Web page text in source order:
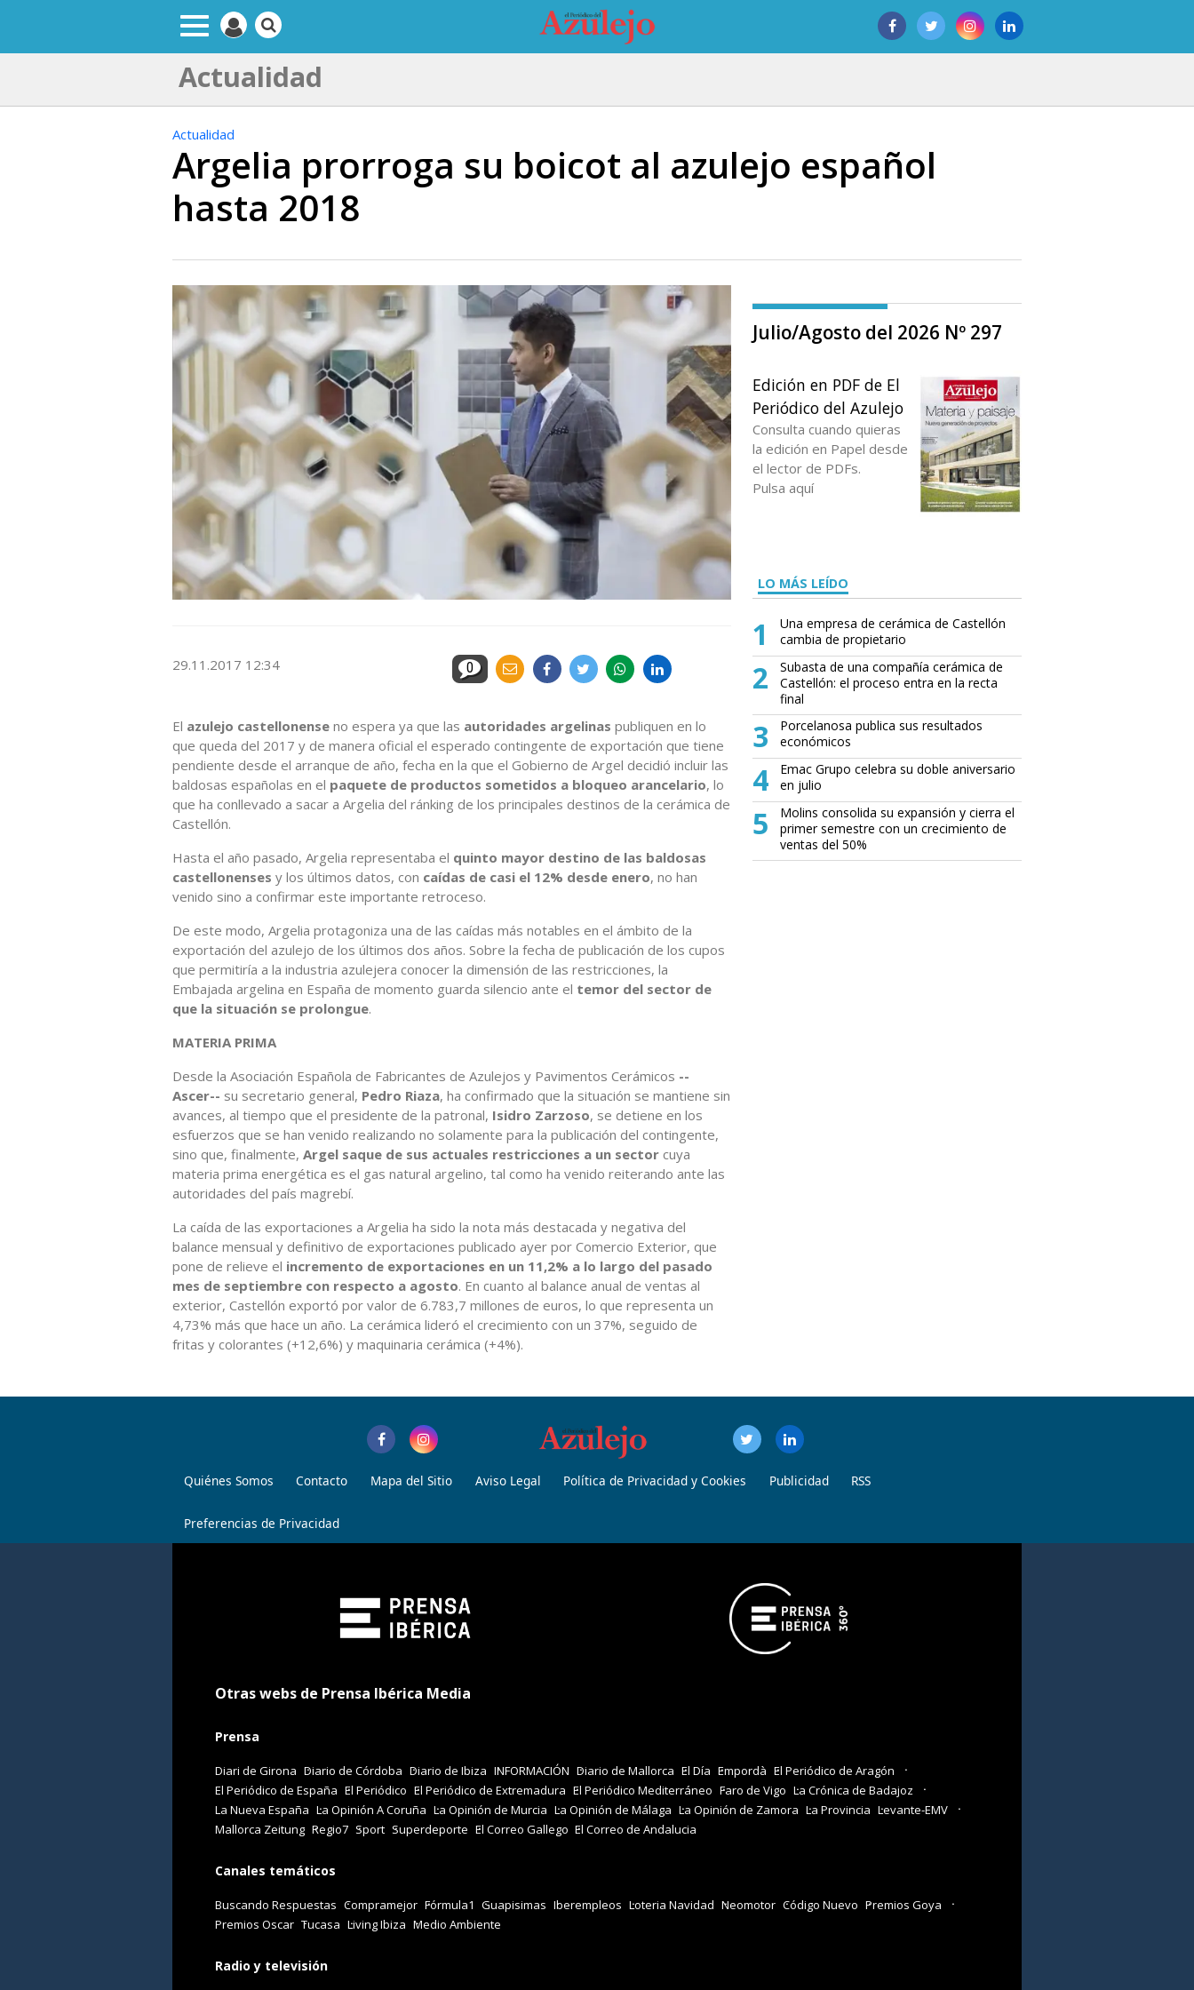
Actualidad
Actualidad
Argelia prorroga su boicot al azulejo español
hasta 2018
29.11.2017 12:34 0
El azulejo castellonense no espera ya que las autoridades argelinas publiquen en lo
que queda del 2017 y de manera oficial el esperado contingente de exportación que tiene
pendiente desde el arranque de año, fecha en la que el Gobierno de Argel decidió incluir las
baldosas españolas en el paquete de productos sometidos a bloqueo arancelario, lo
que ha conllevado a sacar a Argelia del ránking de los principales destinos de la cerámica de
Castellón.
Hasta el año pasado, Argelia representaba el quinto mayor destino de las baldosas
castellonenses y los últimos datos, con caídas de casi el 12% desde enero, no han
venido sino a confirmar este importante retroceso.
De este modo, Argelia protagoniza una de las caídas más notables en el ámbito de la
exportación del azulejo de los últimos dos años. Sobre la fecha de publicación de los cupos
que permitiría a la industria azulejera conocer la dimensión de las restricciones, la
Embajada argelina en España de momento guarda silencio ante el temor del sector de
que la situación se prolongue.
MATERIA PRIMA
Desde la Asociación Española de Fabricantes de Azulejos y Pavimentos Cerámicos --
Ascer-- su secretario general, Pedro Riaza, ha confirmado que la situación se mantiene sin
avances, al tiempo que el presidente de la patronal, Isidro Zarzoso, se detiene en los
esfuerzos que se han venido realizando no solamente para la publicación del contingente,
sino que, finalmente, Argel saque de sus actuales restricciones a un sector cuya
materia prima energética es el gas natural argelino, tal como ha venido reiterando ante las
autoridades del país magrebí.
La caída de las exportaciones a Argelia ha sido la nota más destacada y negativa del
balance mensual y definitivo de exportaciones publicado ayer por Comercio Exterior, que
pone de relieve el incremento de exportaciones en un 11,2% a lo largo del pasado
mes de septiembre con respecto a agosto. En cuanto al balance anual de ventas al
exterior, Castellón exportó por valor de 6.783,7 millones de euros, lo que representa un
4,73% más que hace un año. La cerámica lideró el crecimiento con un 37%, seguido de
fritas y colorantes (+12,6%) y maquinaria cerámica (+4%).
Julio/Agosto del 2026 Nº 297
Edición en PDF de El
Periódico del Azulejo
Consulta cuando quieras
la edición en Papel desde
el lector de PDFs.
Pulsa aquí
LO MÁS LEÍDO
1
Una empresa de cerámica de Castellón
cambia de propietario
2
Subasta de una compañía cerámica de
Castellón: el proceso entra en la recta
final
3
Porcelanosa publica sus resultados
económicos
4
Emac Grupo celebra su doble aniversario
en julio
5
Molins consolida su expansión y cierra el
primer semestre con un crecimiento de
ventas del 50%
Quiénes Somos Contacto Mapa del Sitio Aviso Legal Política de Privacidad y Cookies Publicidad RSS
Preferencias de Privacidad
Otras webs de Prensa Ibérica Media
Prensa
Diari de Girona Diario de Córdoba Diario de Ibiza INFORMACIÓN Diario de Mallorca El Día Empordà El Periódico de Aragón
El Periódico de España El Periódico El Periódico de Extremadura El Periódico Mediterráneo Faro de Vigo La Crónica de Badajoz
La Nueva España La Opinión A Coruña La Opinión de Murcia La Opinión de Málaga La Opinión de Zamora La Provincia Levante-EMV
Mallorca Zeitung Regio7 Sport Superdeporte El Correo Gallego El Correo de Andalucia
Canales temáticos
Buscando Respuestas Compramejor Fórmula1 Guapisimas Iberempleos Loteria Navidad Neomotor Código Nuevo Premios Goya
Premios Oscar Tucasa Living Ibiza Medio Ambiente
Radio y televisión